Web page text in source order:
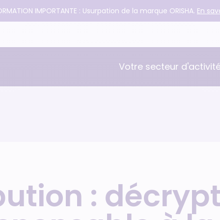
IMPORTANTE : Usurpation de la marque ORISHA. En
Votre secteur
Logistique et WMS
Reporting et BI
: